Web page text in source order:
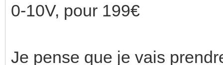
0-10V, pour 199€
Je pense que je vais